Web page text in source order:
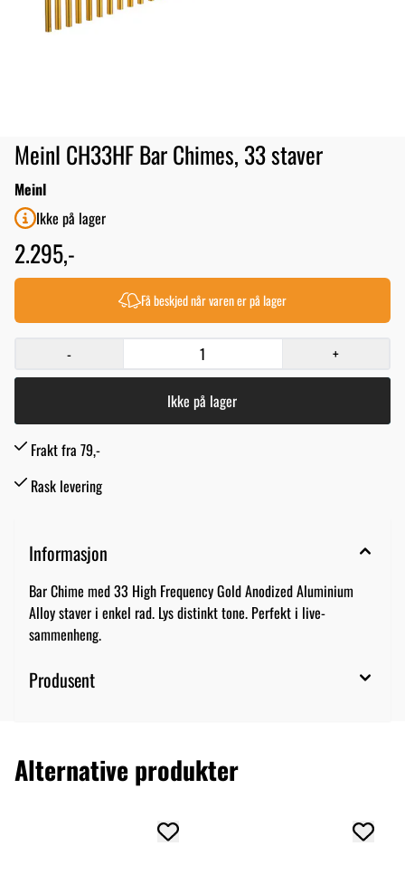
Meinl CH33HF Bar Chimes, 33 staver
Meinl
Ikke på lager
2.295,-
Få beskjed når varen er på lager
- +
Ikke på lager
Frakt fra 79,-
Rask levering
Informasjon
Bar Chime med 33 High Frequency Gold Anodized Aluminium
Alloy staver i enkel rad. Lys distinkt tone. Perfekt i live-
sammenheng.
Produsent
Alternative produkter